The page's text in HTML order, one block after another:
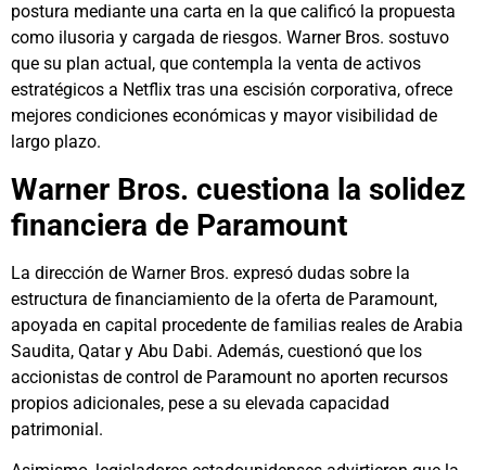
postura mediante una carta en la que calificó la propuesta
como ilusoria y cargada de riesgos. Warner Bros. sostuvo
que su plan actual, que contempla la venta de activos
estratégicos a Netflix tras una escisión corporativa, ofrece
mejores condiciones económicas y mayor visibilidad de
largo plazo.
Warner Bros. cuestiona la solidez
financiera de Paramount
La dirección de Warner Bros. expresó dudas sobre la
estructura de financiamiento de la oferta de Paramount,
apoyada en capital procedente de familias reales de Arabia
Saudita, Qatar y Abu Dabi. Además, cuestionó que los
accionistas de control de Paramount no aporten recursos
propios adicionales, pese a su elevada capacidad
patrimonial.